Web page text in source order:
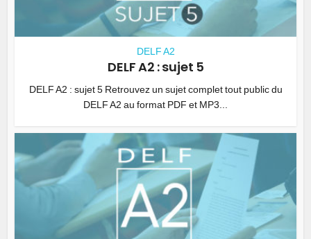
DELF A2
DELF A2 : sujet 5
DELF A2 : sujet 5 Retrouvez un sujet complet tout public du
DELF A2 au format PDF et MP3...